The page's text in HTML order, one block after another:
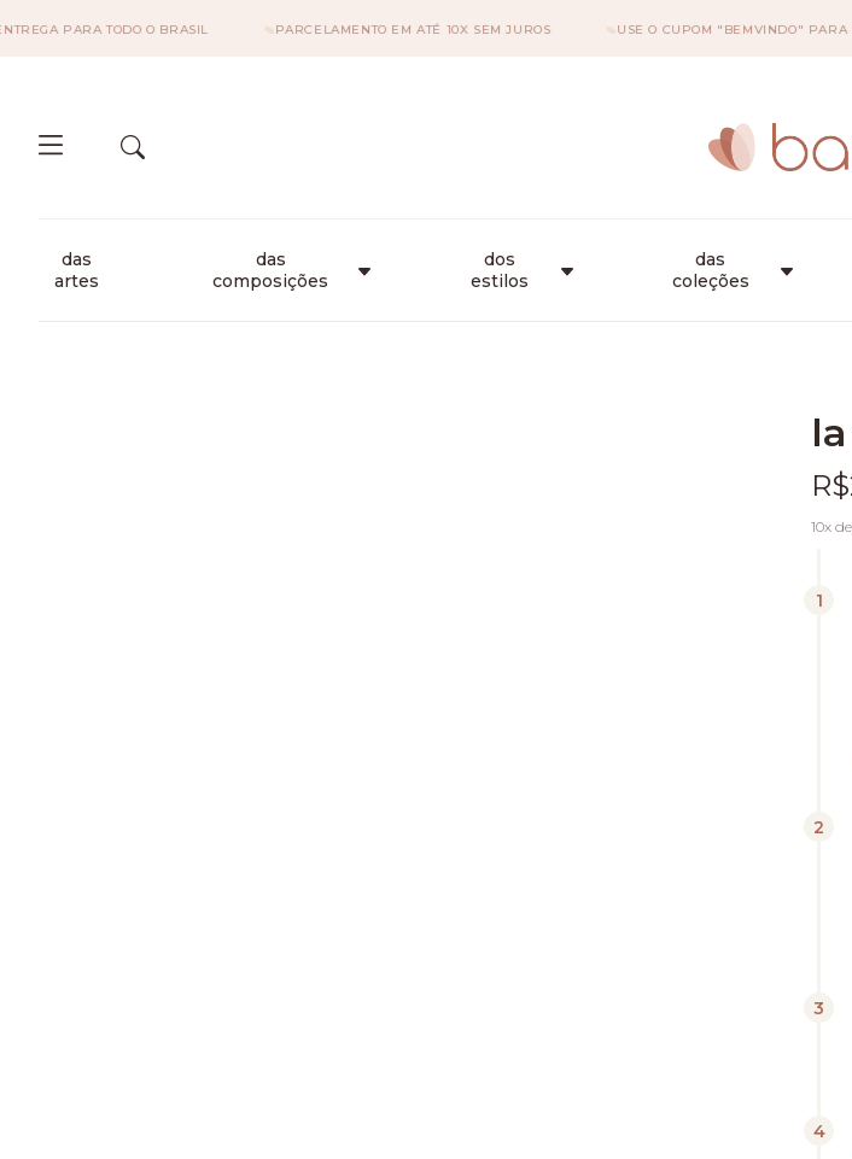
PARA TODO O BRASIL PARCELAMENTO EM ATÉ 10X SEM JUROS USE O CUPOM "BEMVINDO" PARA
das
artes
das
composições
dos
estilos
das
coleções
10x de